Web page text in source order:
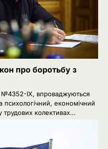
про боротьбу з
№4352-IX, впроваджуються
психологічний, економічний
трудових колективах…